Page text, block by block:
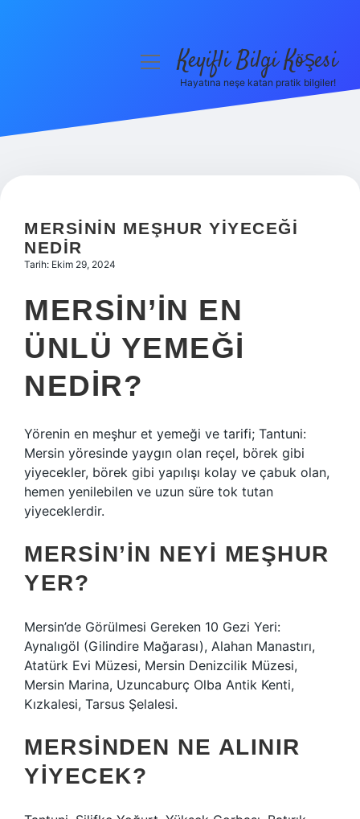
Hakkımızda
menüyüKeyifli Bilgi Köşesi
Hayatına neşe katan pratik bilgiler!
MERSININ MEŞHUR YIYECEĞI
NEDIR
Tarih: Ekim 29, 2024
MERSIN’IN EN
ÜNLÜ YEMEĞI
NEDIR?
Yörenin en meşhur et yemeği ve tarifi; Tantuni:
Mersin yöresinde yaygın olan reçel, börek gibi
yiyecekler, börek gibi yapılışı kolay ve çabuk olan,
hemen yenilebilen ve uzun süre tok tutan
yiyeceklerdir.
MERSIN’IN NEYI MEŞHUR
YER?
Mersin’de Görülmesi Gereken 10 Gezi Yeri:
Aynalıgöl (Gilindire Mağarası), Alahan Manastırı,
Atatürk Evi Müzesi, Mersin Denizcilik Müzesi,
Mersin Marina, Uzuncaburç Olba Antik Kenti,
Kızkalesi, Tarsus Şelalesi.
MERSINDEN NE ALINIR
YIYECEK?